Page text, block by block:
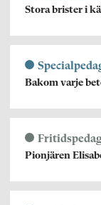
Stora brister i
Bakom varje
Pionjären